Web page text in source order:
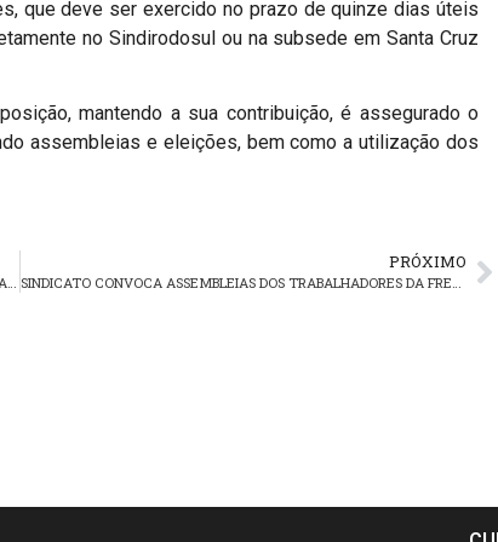
que deve ser exercido no prazo de quinze dias úteis
no Sindirodosul ou na subsede em Santa Cruz
mantendo a sua contribuição, é assegurado o
assembleias e eleições, bem como a utilização dos
CONVENÇÃO COLETIVA DO LONGO CURSO JÁ ESTÁ HOMOLOGADA NO MTE
PRÓXIMO
SINDICATO CONVOCA ASSEMBLEIAS DOS TRABALHADORES DA FREDERES